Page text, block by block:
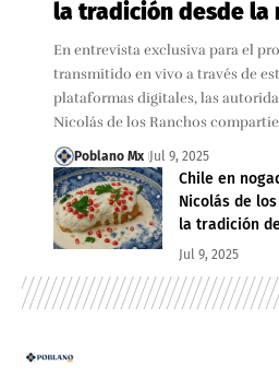
la tradición desde la
En entrevista exclusiva para el
transmitido en vivo a través de
plataformas digitales, las
Nicolás de los Ranchos
Poblano Mx Jul 9, 2025
Chile en
Nicolás de
la tradición
Jul 9, 2025